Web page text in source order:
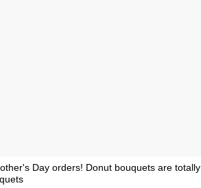
Day orders! Donut bouquets are totally